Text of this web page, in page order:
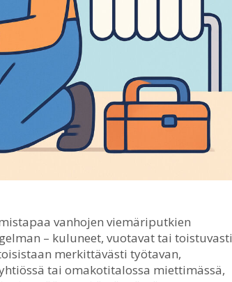
vanhojen viemäriputkien
– kuluneet, vuotavat tai toistuvasti
merkittävästi työtavan,
tai omakotitalossa miettimässä,